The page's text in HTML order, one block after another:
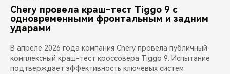
Chery провела краш-тест Tiggo 9 с
одновременными фронтальным и задним
ударами
В апреле 2026 года компания Chery провела публичный
комплексный краш-тест кроссовера Tiggo 9. Испытание
подтверждает эффективность ключевых систем